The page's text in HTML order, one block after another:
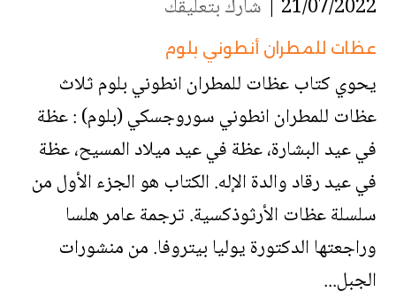
21/07/2022 | شارك بتعليقك
عظات للمطران أنطوني بلوم
يحوي كتاب عظات للمطران انطوني بلوم ثلاث
عظات للمطران انطوني سوروجسكي (بلوم) : عظة
في عيد البشارة، عظة في عيد ميلاد المسيح، عظة
في عيد رقاد والدة الإله. الكتاب هو الجزء الأول من
سلسلة عظات الأرثوذكسية. ترجمة عامر هلسا
وراجعتها الدكتورة يوليا بيتروفا. من منشورات
الجبل...